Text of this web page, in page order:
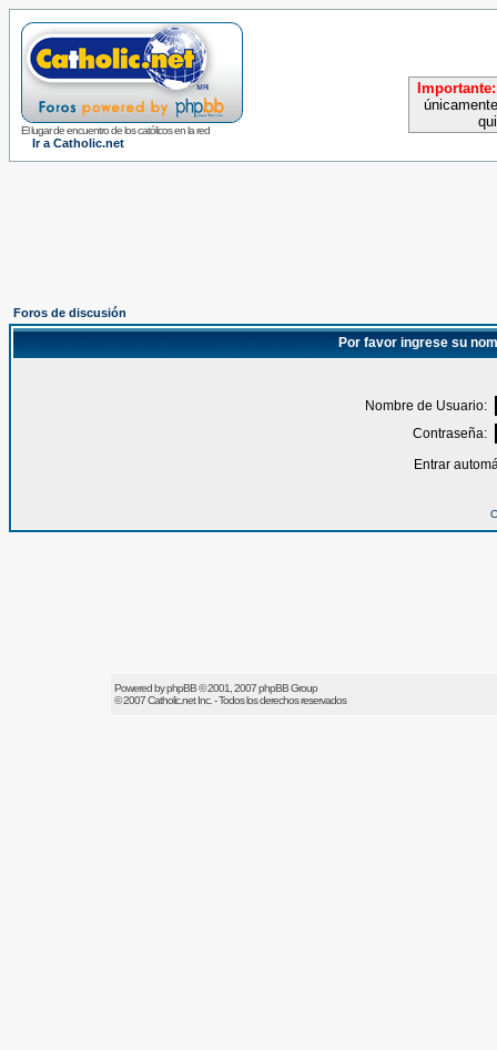
El lugar de encuentro de los católicos en la red
Ir a Catholic.net
Importante:
Foros de discusión
Por favor ingrese su
Nombre de Usuario:
Contraseña:
Entrar
Powered byphpBB© 2001, 2007 phpBB Group
© 2007Catholic.netInc. - Todos los derechos reservados